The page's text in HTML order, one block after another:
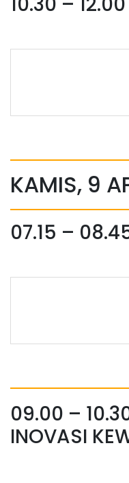
KAMIS, 9
07.15 –
09.00 –
INOVASI